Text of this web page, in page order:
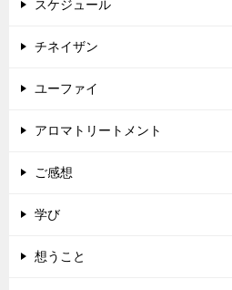
スケジュール
チネイザン
ユーファイ
アロマトリートメント
ご感想
学び
想うこと